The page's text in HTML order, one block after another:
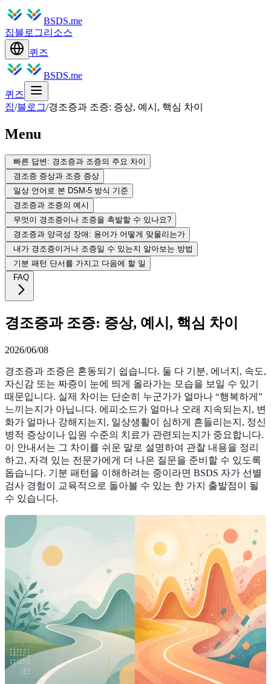
BSDS.me
집블로그리소스
퀴즈
BSDS.me
퀴즈
집/블로그/경조증과 조증: 증상, 예시, 핵심 차이
Menu
빠른 답변: 경조증과 조증의 주요 차이
경조증 증상과 조증 증상
일상 언어로 본 DSM-5 방식 기준
경조증과 조증의 예시
무엇이 경조증이나 조증을 촉발할 수 있나요?
경조증과 양극성 장애: 용어가 어떻게 맞물리는가
내가 경조증이거나 조증일 수 있는지 알아보는 방법
기분 패턴 단서를 가지고 다음에 할 일
FAQ
경조증과 조증: 증상, 예시, 핵심 차이
2026/06/08
경조증과 조증은 혼동되기 쉽습니다. 둘 다 기분, 에너지, 속도,
자신감 또는 짜증이 눈에 띄게 올라가는 모습을 보일 수 있기
때문입니다. 실제 차이는 단순히 누군가가 얼마나 “행복하게”
느끼는지가 아닙니다. 에피소드가 얼마나 오래 지속되는지, 변
화가 얼마나 강해지는지, 일상생활이 심하게 흔들리는지, 정신
병적 증상이나 입원 수준의 치료가 관련되는지가 중요합니다.
이 안내서는 그 차이를 쉬운 말로 설명하여 관찰 내용을 정리
하고, 자격 있는 전문가에게 더 나은 질문을 준비할 수 있도록
돕습니다. 기분 패턴을 이해하려는 중이라면 BSDS 자가 선별
검사 경험이 교육적으로 돌아볼 수 있는 한 가지 출발점이 될
수 있습니다.